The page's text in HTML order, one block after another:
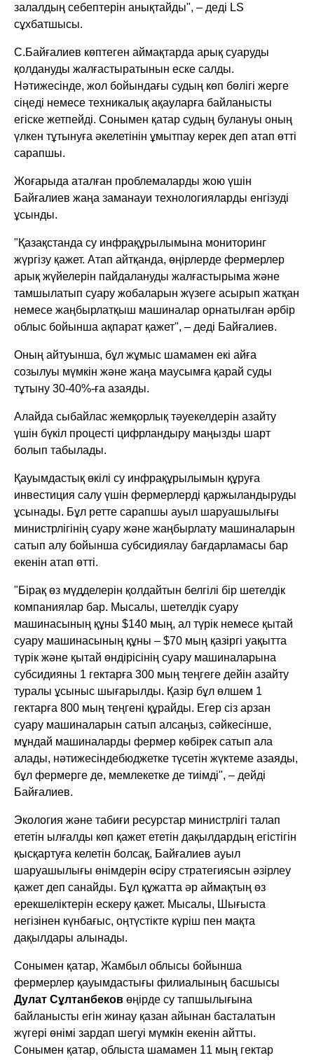
залалдың себептерін анықтайды", – деді LS
сұхбатшысы.
С.Байғалиев көптеген аймақтарда арық суаруды
қолдануды жалғастыратынын еске салды.
Нәтижесінде, жол бойындағы судың көп бөлігі жерге
сіңеді немесе техникалық ақауларға байланысты
егіске жетпейді. Сонымен қатар судың булануы оның
үлкен тұтынуға әкелетінін ұмытпау керек деп атап өтті
сарапшы.
Жоғарыда аталған проблемаларды жою үшін
Байғалиев жаңа заманауи технологияларды енгізуді
ұсынды.
"Қазақстанда су инфрақұрылымына мониторинг
жүргізу қажет. Атап айтқанда, өңірлерде фермерлер
арық жүйелерін пайдалануды жалғастырыма және
тамшылатып суару жобаларын жүзеге асырып жатқан
немесе жаңбырлатқыш машиналар орнатылған әрбір
облыс бойынша ақпарат қажет", – деді Байғалиев.
Оның айтуынша, бұл жұмыс шамамен екі айға
созылуы мүмкін және жаңа маусымға қарай суды
тұтыну 30-40%-ға азаяды.
Алайда сыбайлас жемқорлық тәуекелдерін азайту
үшін бүкіл процесті цифрландыру маңызды шарт
болып табылады.
Қауымдастық өкілі су инфрақұрылымын құруға
инвестиция салу үшін фермерлерді қаржыландыруды
ұсынады. Бұл ретте сарапшы ауыл шаруашылығы
министрлігінің суару және жаңбырлату машиналарын
сатып алу бойынша субсидиялау бағдарламасы бар
екенін атап өтті.
"Бірақ өз мүдделерін қолдайтын белгілі бір шетелдік
компаниялар бар. Мысалы, шетелдік суару
машинасының құны $140 мың, ал түрік немесе қытай
суару машинасының құны – $70 мың қазіргі уақытта
түрік және қытай өндірісінің суару машиналарына
субсидияны 1 гектарға 300 мың теңгеге дейін азайту
туралы ұсыныс шығарылды. Қазір бұл өлшем 1
гектарға 800 мың теңгені құрайды. Егер сіз арзан
суару машиналарын сатып алсаңыз, сәйкесінше,
мұндай машиналарды фермер көбірек сатып ала
алады, нәтижесіндебюджетке түсетін жүктеме азаяды,
бұл фермерге де, мемлекетке де тиімді", – дейді
Байғалиев.
Экология және табиғи ресурстар министрлігі талап
ететін ылғалды көп қажет ететін дақылдардың егістігін
қысқартуға келетін болсақ, Байғалиев ауыл
шаруашылығы өнімдерін өсіру стратегиясын әзірлеу
қажет деп санайды. Бұл құжатта әр аймақтың өз
ерекшеліктерін ескеру қажет. Мысалы, Шығыста
негізінен күнбағыс, оңтүстікте күріш пен мақта
дақылдары алынады.
Сонымен қатар, Жамбыл облысы бойынша
фермерлер қауымдастығы филиалының басшысы
Дулат Сұлтанбеков өңірде су тапшылығына
байланысты егін жинау қазан айынан басталатын
жүгері өнімі зардап шегуі мүмкін екенін айтты.
Сонымен қатар, облыста шамамен 11 мың гектар